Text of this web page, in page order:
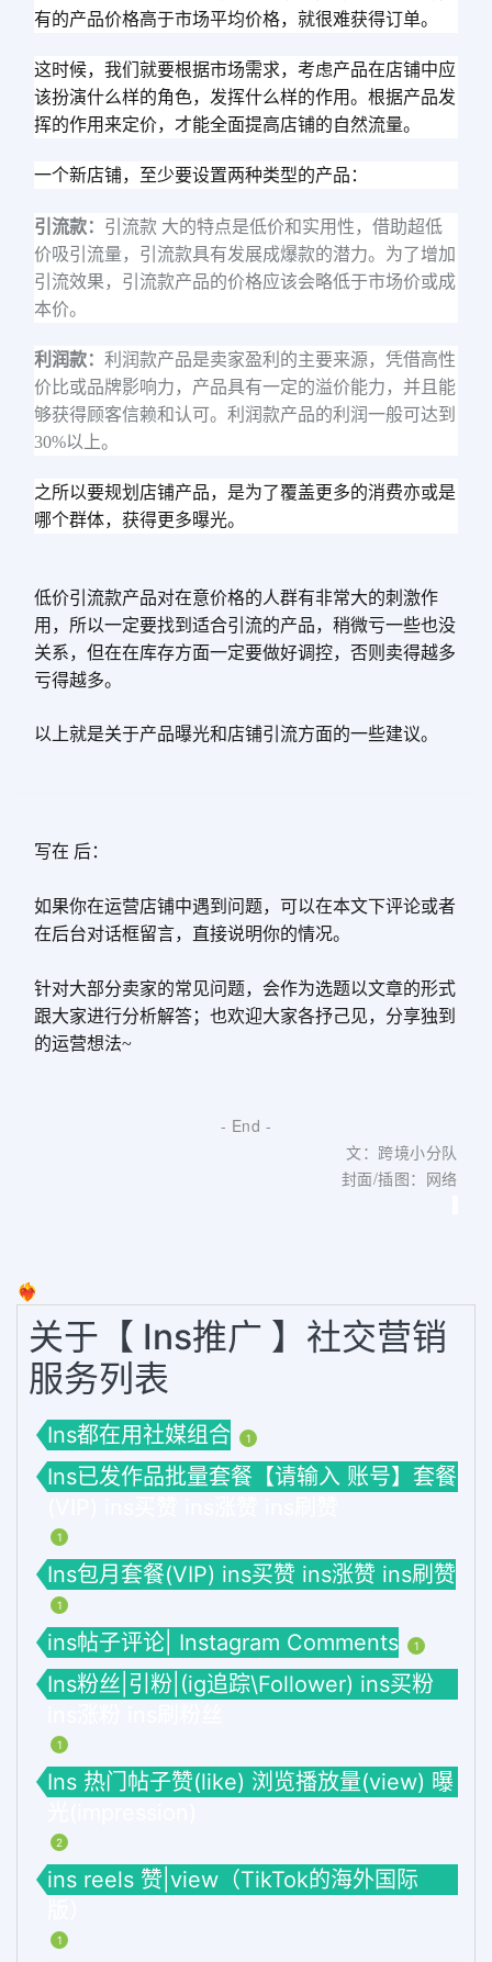
有的产品价格高于市场平均价格，就很难获得订单。
这时候，我们就要根据市场需求，考虑产品在店铺中应
该扮演什么样的角色，发挥什么样的作用。根据产品发
挥的作用来定价，才能全面提高店铺的自然流量。
一个新店铺，至少要设置两种类型的产品：
引流款： 引流款 大的特点是低价和实用性，借助超低
价吸引流量，引流款具有发展成爆款的潜力。为了增加
引流效果，引流款产品的价格应该会略低于市场价或成
本价。
利润款： 利润款产品是卖家盈利的主要来源，凭借高性
价比或品牌影响力，产品具有一定的溢价能力，并且能
够获得顾客信赖和认可。利润款产品的利润一般可达到
30%以上。
之所以要规划店铺产品，是为了覆盖更多的消费亦或是
哪个群体，获得更多曝光。
低价引流款产品对在意价格的人群有非常大的刺激作
用，所以一定要找到适合引流的产品，稍微亏一些也没
关系，但在在库存方面一定要做好调控，否则卖得越多
亏得越多。
以上就是关于产品曝光和店铺引流方面的一些建议。
写在 后：
如果你在运营店铺中遇到问题，可以在本文下评论或者
在后台对话框留言，直接说明你的情况。
针对大部分卖家的常见问题，会作为选题以文章的形式
跟大家进行分析解答；也欢迎大家各抒己见，分享独到
的运营想法~
- End -
文：跨境小分队
封面/插图：网络
❤️‍🔥
关于【 Ins推广 】社交营销
服务列表
Ins都在用社媒组合 1
Ins已发作品批量套餐【请输入 账号】套餐
1
Ins包月套餐(VIP) ins买赞 ins涨赞 ins刷赞
1
ins帖子评论| Instagram Comments 1
Ins粉丝|引粉|(ig追踪\Follower) ins买粉
1
Ins 热门帖子赞(like) 浏览播放量(view) 曝
2
ins reels 赞|view（TikTok的海外国际
1